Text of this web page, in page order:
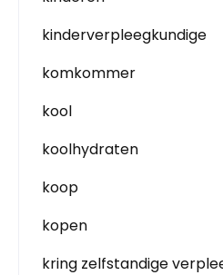
kinderverpleegkundige
komkommer
kool
koolhydraten
koop
kopen
kring zelfstandige